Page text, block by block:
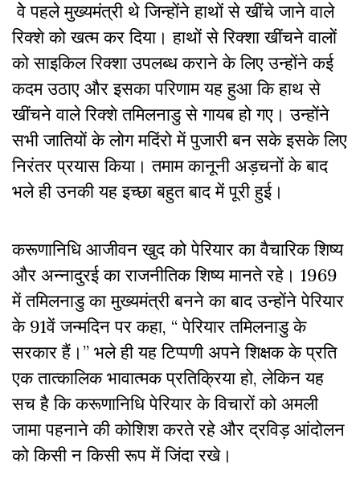
वेे पहले मुख्यमंत्री थे जिन्होंने हाथों से खींचे जाने वाले
रिक्शे को खत्म कर दिया। हाथों से रिक्शा खींचने वालों
को साइकिल रिक्शा उपलब्ध कराने के लिए उन्होंने कई
कदम उठाए और इसका परिणाम यह हुआ कि हाथ से
खींचने वाले रिक्शे तमिलनाडु से गायब हो गए। उन्होंने
सभी जातियों के लोग मदिंरो में पुजारी बन सके इसके लिए
निरंतर प्रयास किया। तमाम कानूनी अड़चनों के बाद
भले ही उनकी यह इच्छा बहुत बाद में पूरी हुई।
करूणानिधि आजीवन खुद को पेरियार का वैचारिक शिष्य
और अन्नादुरई का राजनीतिक शिष्य मानते रहे। 1969
में तमिलनाडु का मुख्यमंत्री बनने का बाद उन्होंने पेरियार
के 91वें जन्मदिन पर कहा, “ पेरियार तमिलनाडु के
सरकार हैं।” भले ही यह टिप्पणी अपने शिक्षक के प्रति
एक तात्कालिक भावात्मक प्रतिक्रिया हो, लेकिन यह
सच है कि करूणानिधि पेरियार के विचारों को अमली
जामा पहनाने की कोशिश करते रहे और द्रविड़ आंदोलन
को किसी न किसी रूप में जिंदा रखे।